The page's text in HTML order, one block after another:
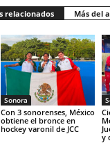
relacionados Más del
Sonora
Con 3 sonorenses, México
obtiene el bronce en
hockey varonil de JCC
y